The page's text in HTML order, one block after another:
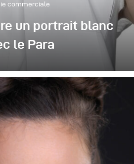
commerciale
un portrait blanc
le Para
une position défocalisée,
de la photographie de